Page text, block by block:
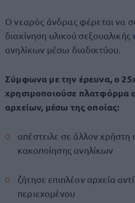
Ο νεαρός άνδρας φέρεται να
διακίνηση υλικού σεξουαλικής
ανηλίκων μέσω διαδικτύου.
Σύμφωνα με την έρευνα, ο
χρησιμοποιούσε πλατφόρμα
αρχείων, μέσω της οποίας:
απέστειλε σε άλλον χρήστη
κακοποίησης ανηλίκων
ζήτησε επιπλέον αρχεία
περιεχομένου